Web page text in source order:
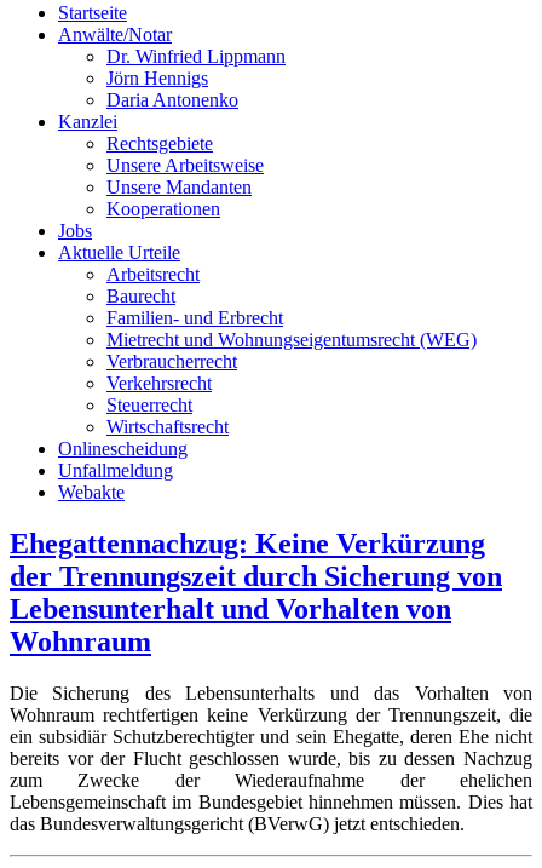
Startseite
Anwälte/Notar
Dr. Winfried Lippmann
Jörn Hennigs
Daria Antonenko
Kanzlei
Rechtsgebiete
Unsere Arbeitsweise
Unsere Mandanten
Kooperationen
Jobs
Aktuelle Urteile
Arbeitsrecht
Baurecht
Familien- und Erbrecht
Mietrecht und Wohnungseigentumsrecht (WEG)
Verbraucherrecht
Verkehrsrecht
Steuerrecht
Wirtschaftsrecht
Onlinescheidung
Unfallmeldung
Webakte
Ehegattennachzug: Keine Verkürzung
der Trennungszeit durch Sicherung von
Lebensunterhalt und Vorhalten von
Wohnraum
Die Sicherung des Lebensunterhalts und das Vorhalten von
Wohnraum rechtfertigen keine Verkürzung der Trennungszeit, die
ein subsidiär Schutzberechtigter und sein Ehegatte, deren Ehe nicht
bereits vor der Flucht geschlossen wurde, bis zu dessen Nachzug
zum Zwecke der Wiederaufnahme der ehelichen
Lebensgemeinschaft im Bundesgebiet hinnehmen müssen. Dies hat
das Bundesverwaltungsgericht (BVerwG) jetzt entschieden.